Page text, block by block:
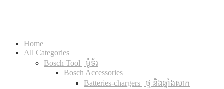
Home
All Categories
Bosch Tool | ម៉ូទ័រ
Bosch Accessories
Batteries-chargers | ថ្ម និងឆ្នាំងសាក